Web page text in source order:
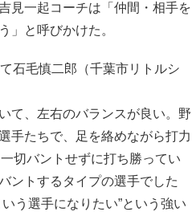
見一起コーチは「仲間・相手を
」と呼びかけた。
石毛慎二郎（千葉市リトルシ
て、左右のバランスが良い。野
手たちで、足を絡めながら打力
切バントせずに打ち勝ってい
ントするタイプの選手でした
う選手になりたい”という強い